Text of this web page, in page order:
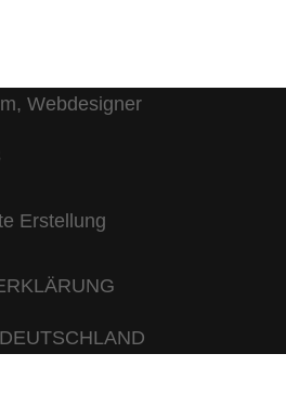
Webdesigner